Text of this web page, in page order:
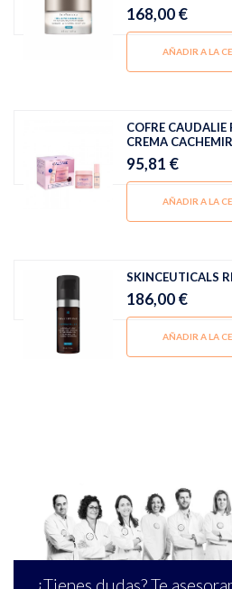
168,00 €
AÑADIR A LA
COFRE CAUDALIE
CREMA
95,81 €
AÑADIR A LA
SKINCEUTICALS
186,00 €
AÑADIR A LA
¿Tienes dudas? Te